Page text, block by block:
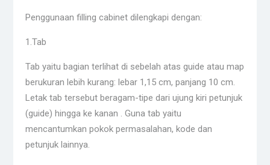
Penggunaan filling cabinet dilengkapi dengan:
1.Tab
Tab yaitu bagian terlihat di sebelah atas guide atau map
berukuran lebih kurang: lebar 1,15 cm, panjang 10 cm.
Letak tab tersebut beragam-tipe dari ujung kiri petunjuk
(guide) hingga ke kanan . Guna tab yaitu
mencantumkan pokok permasalahan, kode dan
petunjuk lainnya.